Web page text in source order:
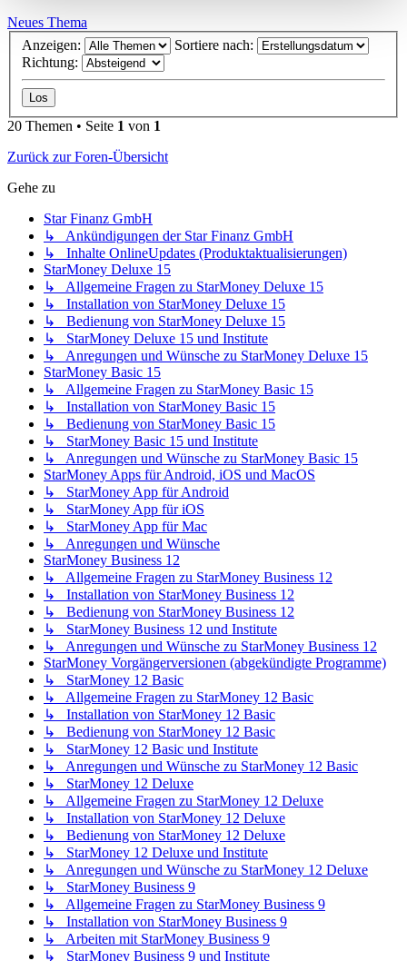
Neues Thema
Anzeigen:
Sortiere nach:
Richtung:
20 Themen • Seite 1 von 1
Zurück zur Foren-Übersicht
Gehe zu
Star Finanz GmbH
↳ Ankündigungen der Star Finanz GmbH
↳ Inhalte OnlineUpdates (Produktaktualisierungen)
StarMoney Deluxe 15
↳ Allgemeine Fragen zu StarMoney Deluxe 15
↳ Installation von StarMoney Deluxe 15
↳ Bedienung von StarMoney Deluxe 15
↳ StarMoney Deluxe 15 und Institute
↳ Anregungen und Wünsche zu StarMoney Deluxe 15
StarMoney Basic 15
↳ Allgemeine Fragen zu StarMoney Basic 15
↳ Installation von StarMoney Basic 15
↳ Bedienung von StarMoney Basic 15
↳ StarMoney Basic 15 und Institute
↳ Anregungen und Wünsche zu StarMoney Basic 15
StarMoney Apps für Android, iOS und MacOS
↳ StarMoney App für Android
↳ StarMoney App für iOS
↳ StarMoney App für Mac
↳ Anregungen und Wünsche
StarMoney Business 12
↳ Allgemeine Fragen zu StarMoney Business 12
↳ Installation von StarMoney Business 12
↳ Bedienung von StarMoney Business 12
↳ StarMoney Business 12 und Institute
↳ Anregungen und Wünsche zu StarMoney Business 12
StarMoney Vorgängerversionen (abgekündigte Programme)
↳ StarMoney 12 Basic
↳ Allgemeine Fragen zu StarMoney 12 Basic
↳ Installation von StarMoney 12 Basic
↳ Bedienung von StarMoney 12 Basic
↳ StarMoney 12 Basic und Institute
↳ Anregungen und Wünsche zu StarMoney 12 Basic
↳ StarMoney 12 Deluxe
↳ Allgemeine Fragen zu StarMoney 12 Deluxe
↳ Installation von StarMoney 12 Deluxe
↳ Bedienung von StarMoney 12 Deluxe
↳ StarMoney 12 Deluxe und Institute
↳ Anregungen und Wünsche zu StarMoney 12 Deluxe
↳ StarMoney Business 9
↳ Allgemeine Fragen zu StarMoney Business 9
↳ Installation von StarMoney Business 9
↳ Arbeiten mit StarMoney Business 9
↳ StarMoney Business 9 und Institute